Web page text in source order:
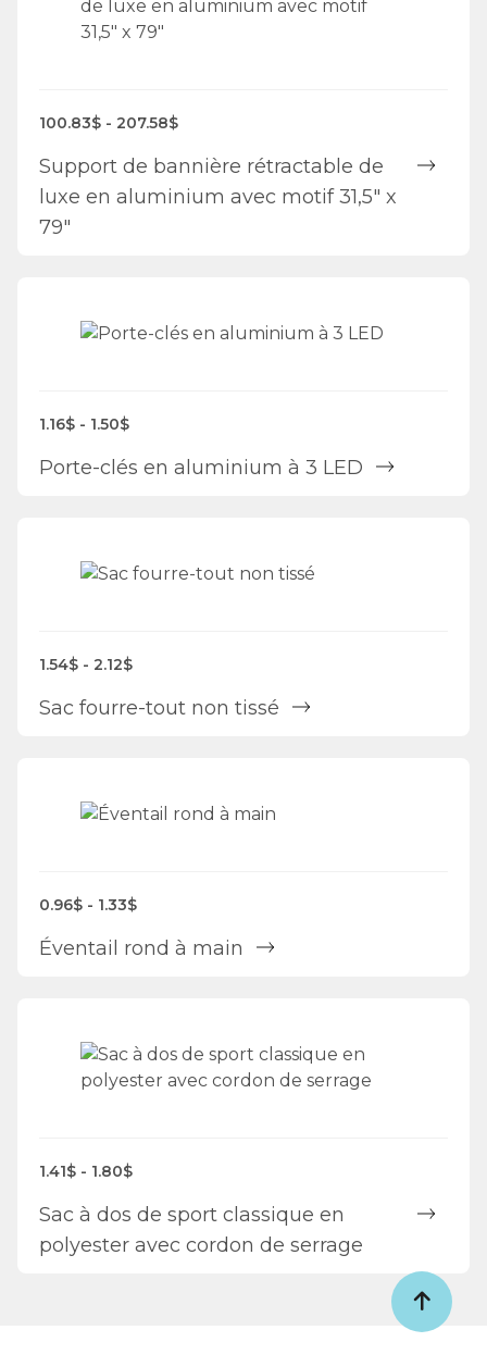
100.83$ - 207.58$
Support de bannière rétractable de
luxe en aluminium avec motif 31,5" x
79"
1.16$ - 1.50$
Porte-clés en aluminium à 3 LED
1.54$ - 2.12$
Sac fourre-tout non tissé
0.96$ - 1.33$
Éventail rond à main
1.41$ - 1.80$
Sac à dos de sport classique en
polyester avec cordon de serrage